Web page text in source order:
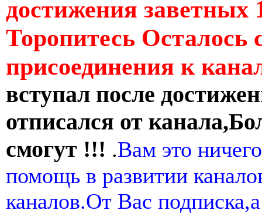
достижения заветных
Торопитесь Осталось
присоединения к
вступал после
отписался от
смогут !!! .Вам это
помощь в развитии
каналов.От Вас